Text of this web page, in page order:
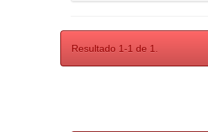
Resultado 1-1 de 1.